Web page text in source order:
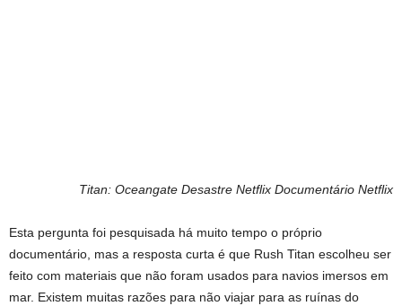
Titan: Oceangate Desastre Netflix Documentário Netflix
Esta pergunta foi pesquisada há muito tempo o próprio
documentário, mas a resposta curta é que Rush Titan escolheu ser
feito com materiais que não foram usados ​​para navios imersos em
mar. Existem muitas razões para não viajar para as ruínas do